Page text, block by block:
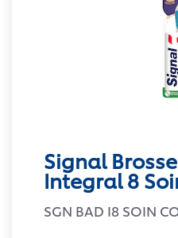
Signal
Integral 8
SGN BAD I8 SOIN